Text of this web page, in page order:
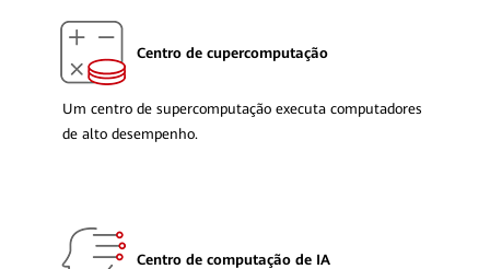
Centro de cupercomputação
Um centro de supercomputação executa computadores
de alto desempenho.
Centro de computação de IA